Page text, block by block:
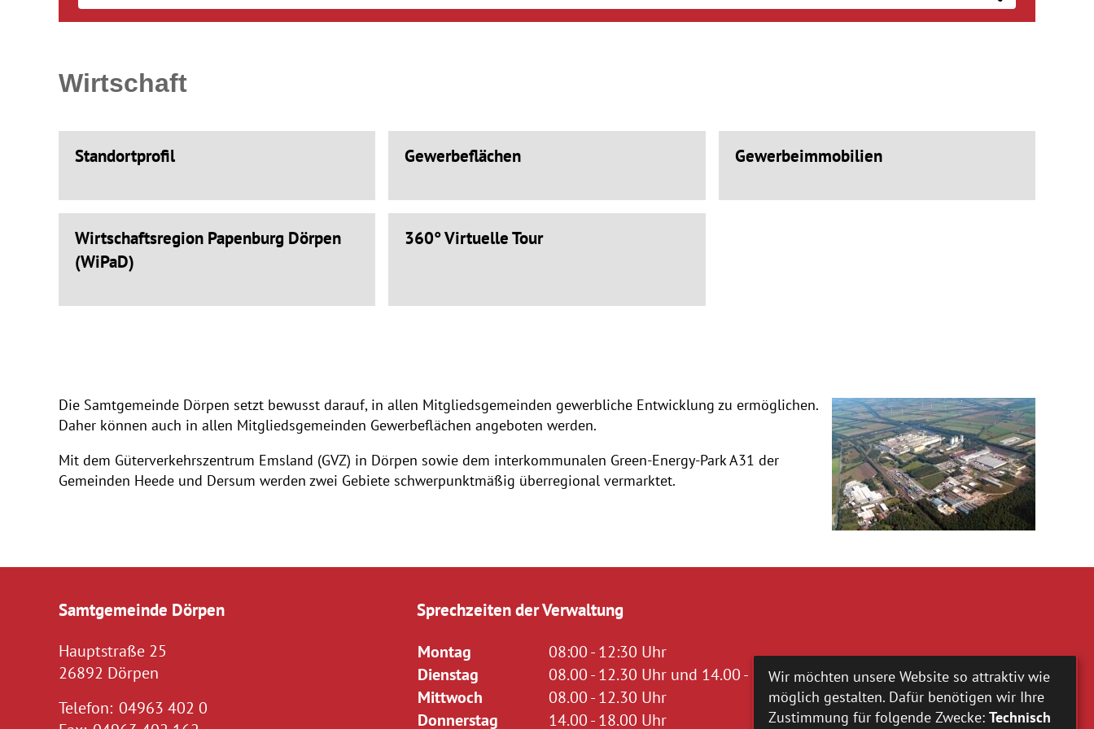
Wirtschaft
Standortprofil Gewerbeflächen Gewerbeimmobilien
Wirtschaftsregion Papenburg Dörpen
(WiPaD)
360° Virtuelle Tour
Die Samtgemeinde Dörpen setzt bewusst darauf, in allen Mitgliedsgemeinden gewerbliche Entwicklung zu ermöglichen.
Daher können auch in allen Mitgliedsgemeinden Gewerbeflächen angeboten werden.
Mit dem Güterverkehrszentrum Emsland (GVZ) in Dörpen sowie dem interkommunalen Green-Energy-Park A31 der
Gemeinden Heede und Dersum werden zwei Gebiete schwerpunktmäßig überregional vermarktet.
Samtgemeinde Dörpen
Hauptstraße 25
26892 Dörpen
Telefon: 04963 402 0
Sprechzeiten der Verwaltung
Montag
08:00 - 12:30 Uhr
Dienstag
08.00 - 12.30 Uhr und 14.00 - 16.00 Uhr
Mittwoch
08.00 - 12.30 Uhr
Donnerstag
14.00 - 18.00 Uhr
Wir möchten unsere Website so attraktiv wie
möglich gestalten. Dafür benötigen wir Ihre
Zustimmung für folgende Zwecke: Technisch